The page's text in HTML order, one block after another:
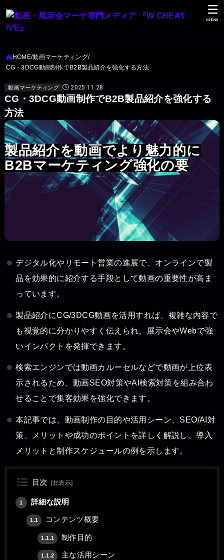
MENU
HOME 動画マーケティング
CG・3DCG動画制作でB2B製品紹介を強化する方法
動画マーケティング 2025.11.28
CG・3DCG動画制作でB2B製品紹介を強化する
方法
製品紹介を動画でより魅力的に
B2Bマーケティング強化の要
デジタル化やリモート営業の進展で、オンラインで製
品を効果的に紹介する手段として動画の重要性が高ま
っています。
製品紹介にCG/3DCG動画を活用すれば、複雑な内容で
も視覚的に分かりやすく伝えられ、展示会やWebで強
いインパクトを発揮できます。
検索エンジンでは動画カルーセルなどで動画が上位表
示されるため、動画SEO対策やAI検索対策を組み合わ
せることで集客効果を強化できます。
本記事では、動画制作の目的や活用シーン、SEO/AI対
策、メリットや成功のポイントを詳しく解説し、導入
メリットと制作スケジュールの例を示します。
目次 [非表示]
1 詳細な説明
1.1 コンテンツ概要
1.1.1 制作目的
1.1.2 主な活用シーン